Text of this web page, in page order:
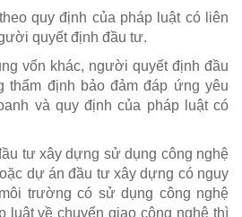
quy định của pháp luật có liên
quyết định đầu tư.
vốn khác, người quyết định đầu
thẩm định bảo đảm đáp ứng yêu
và quy định của pháp luật có
tư xây dựng sử dụng công nghệ
dự án đầu tư xây dựng có nguy
trường có sử dụng công nghệ
luật về chuyển giao công nghệ thì